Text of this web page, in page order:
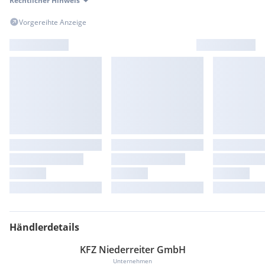
Bitte um telefonische Kontaktaufnahme, da die Bearbeitung
MEISTERBETRIEB - §57a PICKERL PRÜFSTELLE
Irrtümer, Zwischenverkauf, Satz- und Druckfehler sind
ausdrücklich vorbehalten.
Die angezeigten Daten (zB Serienausstattung) sind Angaben
von Herstellern und Importeure bzw. Angaben von Eurotax.
Bitte beachten Sie, dass es hierdurch zur Abweichungen zum
jeweiligen Fahrzeugangebot kommen kann. Alles Angaben
Vorgereihte Anzeige
Händlerdetails
KFZ Niederreiter GmbH
Unternehmen